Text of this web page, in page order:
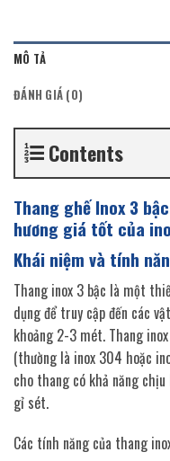
MÔ TẢ
ĐÁNH GIÁ (0)
Contents
Thang ghế Inox 3
hương giá tốt của
Khái niệm và tính
Thang inox 3 bậc là một
dụng để truy cập đến các
khoảng 2-3 mét. Thang
(thường là inox 304 hoặc
cho thang có khả năng
gỉ sét.
Các tính năng của thang